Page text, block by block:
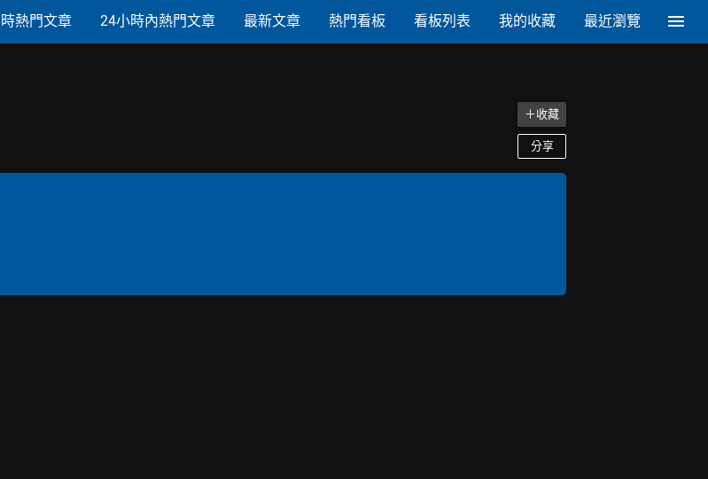
熱門文章 24小時內熱門文章 最新文章 熱門看板 看板列表 我的收藏 最近瀏覽
＋收藏
分享